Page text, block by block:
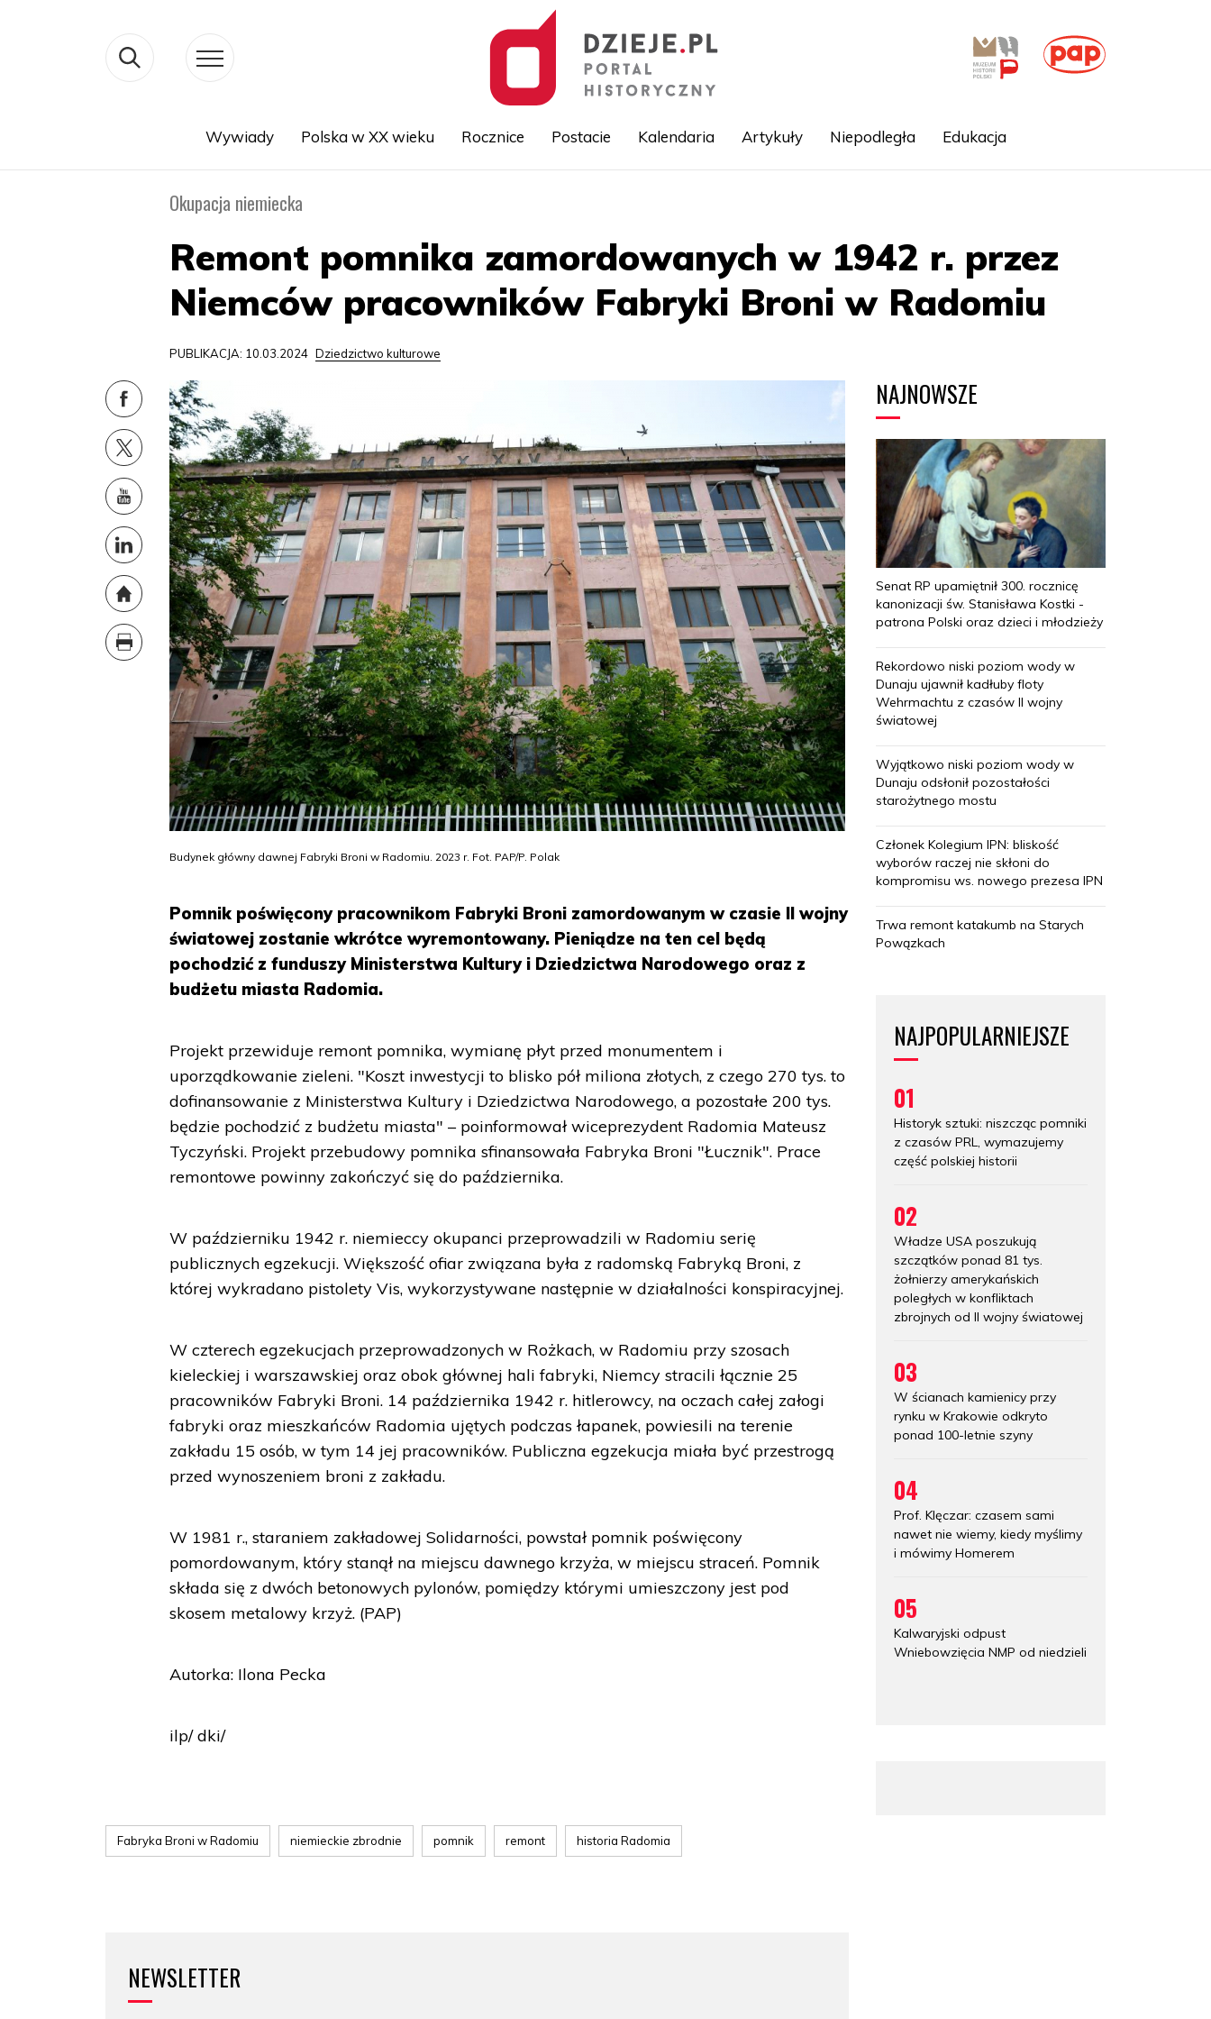
Wywiady Polska w XX wieku Rocznice Postacie Kalendaria Artykuły Niepodległa Edukacja
Okupacja niemiecka
Remont pomnika zamordowanych w 1942 r. przez
Niemców pracowników Fabryki Broni w Radomiu
PUBLIKACJA: 10.03.2024 Dziedzictwo kulturowe
Budynek główny dawnej Fabryki Broni w Radomiu. 2023 r. Fot. PAP/P. Polak
Pomnik poświęcony pracownikom Fabryki Broni zamordowanym w czasie II wojny
światowej zostanie wkrótce wyremontowany. Pieniądze na ten cel będą
pochodzić z funduszy Ministerstwa Kultury i Dziedzictwa Narodowego oraz z
budżetu miasta Radomia.
Projekt przewiduje remont pomnika, wymianę płyt przed monumentem i
uporządkowanie zieleni. "Koszt inwestycji to blisko pół miliona złotych, z czego 270 tys. to
dofinansowanie z Ministerstwa Kultury i Dziedzictwa Narodowego, a pozostałe 200 tys.
będzie pochodzić z budżetu miasta" – poinformował wiceprezydent Radomia Mateusz
Tyczyński. Projekt przebudowy pomnika sfinansowała Fabryka Broni "Łucznik". Prace
remontowe powinny zakończyć się do października.
W październiku 1942 r. niemieccy okupanci przeprowadzili w Radomiu serię
publicznych egzekucji. Większość ofiar związana była z radomską Fabryką Broni, z
której wykradano pistolety Vis, wykorzystywane następnie w działalności konspiracyjnej.
W czterech egzekucjach przeprowadzonych w Rożkach, w Radomiu przy szosach
kieleckiej i warszawskiej oraz obok głównej hali fabryki, Niemcy stracili łącznie 25
pracowników Fabryki Broni. 14 października 1942 r. hitlerowcy, na oczach całej załogi
fabryki oraz mieszkańców Radomia ujętych podczas łapanek, powiesili na terenie
zakładu 15 osób, w tym 14 jej pracowników. Publiczna egzekucja miała być przestrogą
przed wynoszeniem broni z zakładu.
W 1981 r., staraniem zakładowej Solidarności, powstał pomnik poświęcony
pomordowanym, który stanął na miejscu dawnego krzyża, w miejscu straceń. Pomnik
składa się z dwóch betonowych pylonów, pomiędzy którymi umieszczony jest pod
skosem metalowy krzyż. (PAP)
Autorka: Ilona Pecka
ilp/ dki/
Fabryka Broni w Radomiu niemieckie zbrodnie pomnik remont historia Radomia
NEWSLETTER
NAJNOWSZE
Senat RP upamiętnił 300. rocznicę
kanonizacji św. Stanisława Kostki -
patrona Polski oraz dzieci i młodzieży
Rekordowo niski poziom wody w
Dunaju ujawnił kadłuby floty
Wehrmachtu z czasów II wojny
światowej
Wyjątkowo niski poziom wody w
Dunaju odsłonił pozostałości
starożytnego mostu
Członek Kolegium IPN: bliskość
wyborów raczej nie skłoni do
kompromisu ws. nowego prezesa IPN
Trwa remont katakumb na Starych
Powązkach
NAJPOPULARNIEJSZE
01
Historyk sztuki: niszcząc pomniki
z czasów PRL, wymazujemy
część polskiej historii
02
Władze USA poszukują
szczątków ponad 81 tys.
żołnierzy amerykańskich
poległych w konfliktach
zbrojnych od II wojny światowej
03
W ścianach kamienicy przy
rynku w Krakowie odkryto
ponad 100-letnie szyny
04
Prof. Klęczar: czasem sami
nawet nie wiemy, kiedy myślimy
i mówimy Homerem
05
Kalwaryjski odpust
Wniebowzięcia NMP od niedzieli